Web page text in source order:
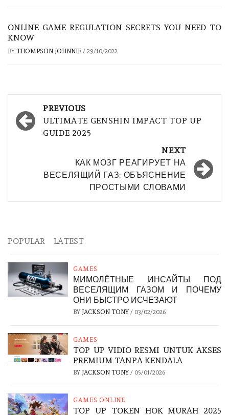
ONLINE GAME REGULATION SECRETS YOU NEED TO
KNOW
BY THOMPSON JOHNNIE / 29/10/2022
Post
navigation
PREVIOUS
ULTIMATE GENSHIN IMPACT TOP UP
GUIDE 2025
NEXT
КАК МОЗГ РЕАГИРУЕТ НА
ВЕСЕЛЯЩИЙ ГАЗ: ОБЪЯСНЕНИЕ
ПРОСТЫМИ СЛОВАМИ
POPULAR LATEST
GAMES
МИМОЛЁТНЫЕ ИНСАЙТЫ ПОД
ВЕСЕЛЯЩИМ ГАЗОМ И ПОЧЕМУ
ОНИ БЫСТРО ИСЧЕЗАЮТ
BY JACKSON TONY/ 03/02/2026
GAMES
TOP UP VIDIO RESMI UNTUK AKSES
PREMIUM TANPA KENDALA
BY JACKSON TONY/ 05/01/2026
GAMES ONLINE
TOP UP TOKEN HOK MURAH 2025